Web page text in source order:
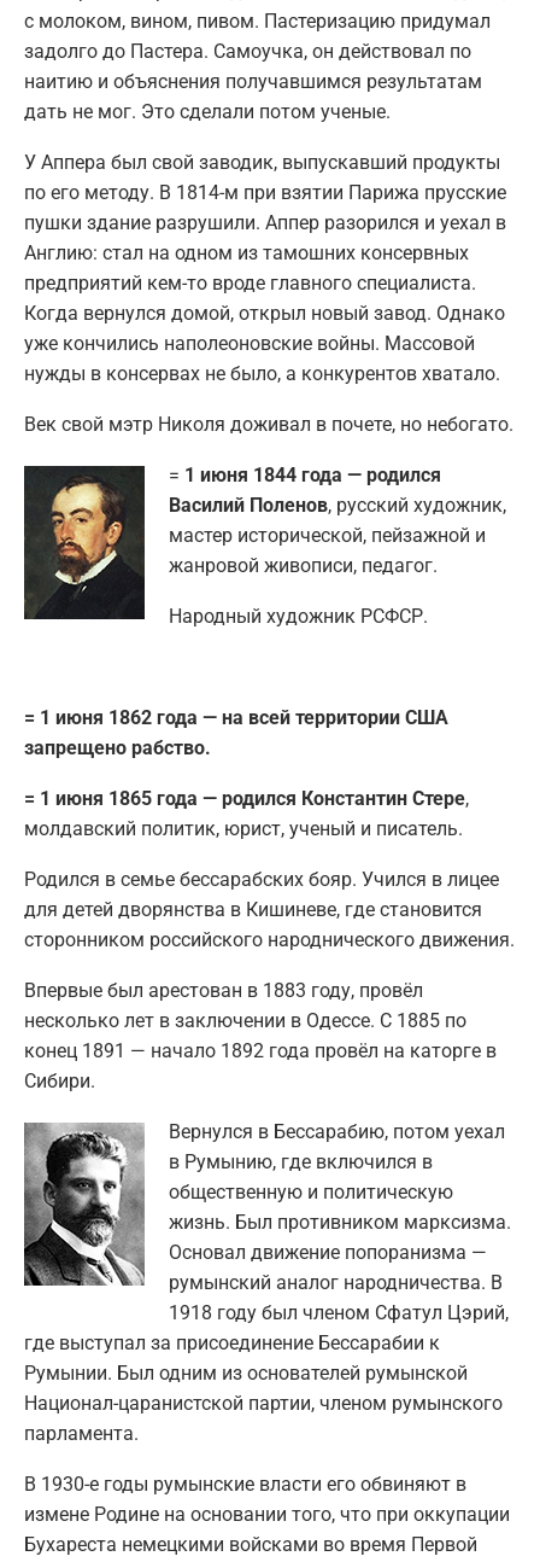
с молоком, вином, пивом. Пастеризацию придумал
задолго до Пастера. Самоучка, он действовал по
наитию и объяснения получавшимся результатам
дать не мог. Это сделали потом ученые.
У Аппера был свой заводик, выпускавший продукты
по его методу. В 1814-м при взятии Парижа прусские
пушки здание разрушили. Аппер разорился и уехал в
Англию: стал на одном из тамошних консервных
предприятий кем-то вроде главного специалиста.
Когда вернулся домой, открыл новый завод. Однако
уже кончились наполеоновские войны. Массовой
нужды в консервах не было, а конкурентов хватало.
Век свой мэтр Николя доживал в почете, но небогато.
= 1 июня 1844 года — родился
Василий Поленов, русский художник,
мастер исторической, пейзажной и
жанровой живописи, педагог.
Народный художник РСФСР.
= 1 июня 1862 года — на всей территории США
запрещено рабство.
= 1 июня 1865 года — родился Константин Стере,
молдавский политик, юрист, ученый и писатель.
Родился в семье бессарабских бояр. Учился в лицее
для детей дворянства в Кишиневе, где становится
сторонником российского народнического движения.
Впервые был арестован в 1883 году, провёл
несколько лет в заключении в Одессе. С 1885 по
конец 1891 — начало 1892 года провёл на каторге в
Сибири.
Вернулся в Бессарабию, потом уехал
в Румынию, где включился в
общественную и политическую
жизнь. Был противником марксизма.
Основал движение попоранизма —
румынский аналог народничества. В
1918 году был членом Сфатул Цэрий,
где выступал за присоединение Бессарабии к
Румынии. Был одним из основателей румынской
Национал-царанистской партии, членом румынского
парламента.
В 1930-е годы румынские власти его обвиняют в
измене Родине на основании того, что при оккупации
Бухареста немецкими войсками во время Первой